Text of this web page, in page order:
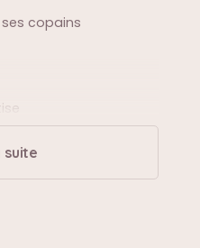
copains
suite